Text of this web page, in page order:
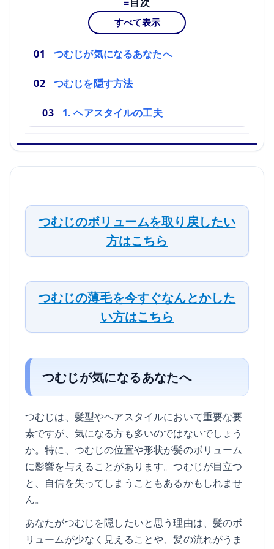
すべて表示
つむじが気になるあなたへ
つむじを隠す方法
1. ヘアスタイルの工夫
つむじのボリュームを取り戻したい
方はこちら
つむじの薄毛を今すぐなんとかした
い方はこちら
つむじが気になるあなたへ
つむじは、髪型やヘアスタイルにおいて重要な要
素ですが、気になる方も多いのではないでしょう
か。特に、つむじの位置や形状が髪のボリューム
に影響を与えることがあります。つむじが目立つ
と、自信を失ってしまうこともあるかもしれませ
ん。
あなたがつむじを隠したいと思う理由は、髪のボ
リュームが少なく見えることや、髪の流れがうま